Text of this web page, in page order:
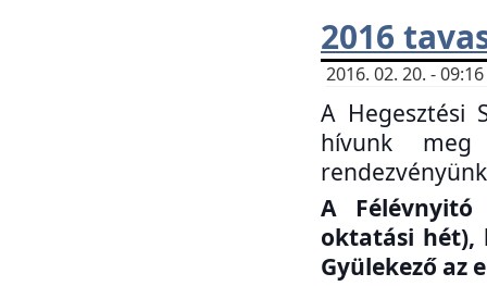
2016
2016. 02. 20. -
A Hegesztési
hívunk
A
oktatási hét),
Gyülekező az